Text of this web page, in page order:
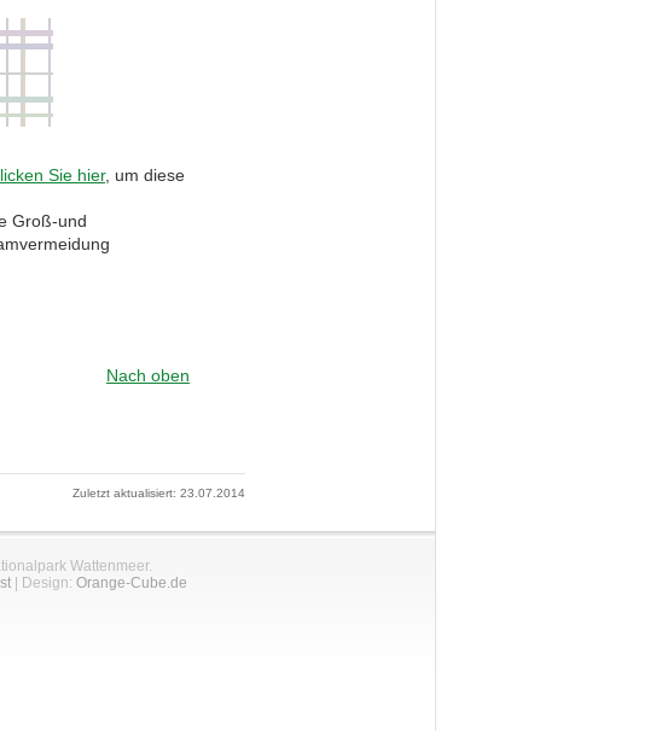
Sie hier, um diese
Groß-und
Nach oben
Zuletzt aktualisiert: 23.07.2014
Wattenmeer.
| Design: Orange-Cube.de